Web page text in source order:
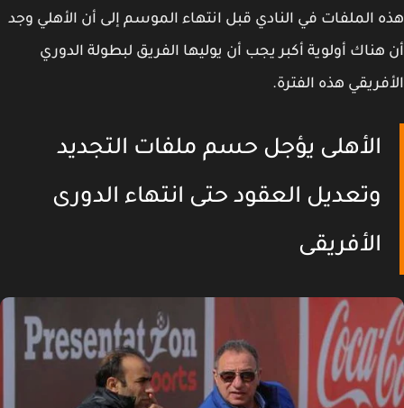
الملفات في النادي قبل انتهاء الموسم إلى أن الأهلي وجد
أولوية أكبر يجب أن يوليها الفريق لبطولة الدوري
هذه الفترة.
الأهلى يؤجل حسم ملفات التجديد
وتعديل العقود حتى انتهاء الدورى
الأفريقى